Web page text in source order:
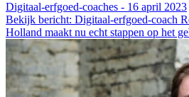
Digitaal-erfgoed-coaches - 16 april 2023
Bekijk bericht: Digitaal-erfgoed-coach
Holland maakt nu echt stappen op het